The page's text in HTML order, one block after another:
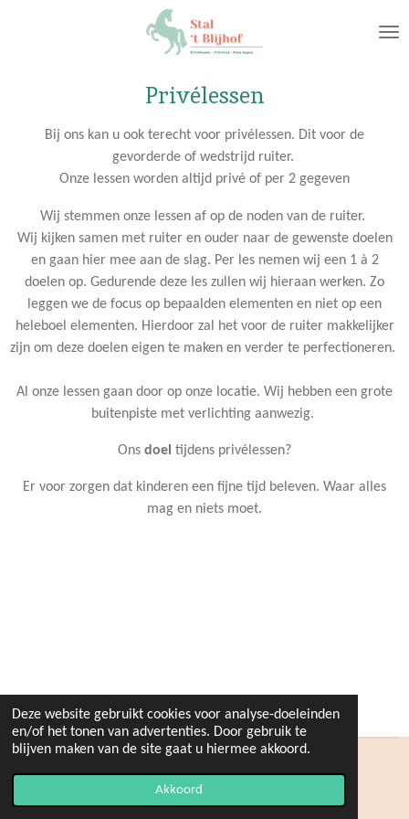
Deze website gebruikt cookies voor analyse-doeleinden
en/of het tonen van advertenties. Door gebruik te
blijven maken van de site gaat u hiermee akkoord.
Akkoord
Privélessen
Bij ons kan u ook terecht voor privélessen. Dit voor de
gevorderde of wedstrijd ruiter.
Onze lessen worden altijd privé of per 2 gegeven
Wij stemmen onze lessen af op de noden van de ruiter.
Wij kijken samen met ruiter en ouder naar de gewenste doelen
en gaan hier mee aan de slag. Per les nemen wij een 1 à 2
doelen op. Gedurende deze les zullen wij hieraan werken. Zo
leggen we de focus op bepaalden elementen en niet op een
heleboel elementen. Hierdoor zal het voor de ruiter makkelijker
zijn om deze doelen eigen te maken en verder te perfectioneren.
Al onze lessen gaan door op onze locatie. Wij hebben een grote
buitenpiste met verlichting aanwezig.
Ons doel tijdens privélessen?
Er voor zorgen dat kinderen een fijne tijd beleven. Waar alles
mag en niets moet.